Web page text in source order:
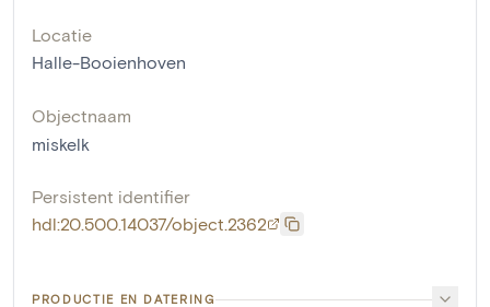
Locatie
Halle-Booienhoven
Objectnaam
miskelk
Persistent identifier
hdl:20.500.14037/object.2362
PRODUCTIE EN DATERING